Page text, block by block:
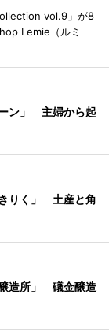
vol.9」が8
Lemie（ルミ
ン」 主婦から起
りく」 土産と角
造所」 礒金醸造